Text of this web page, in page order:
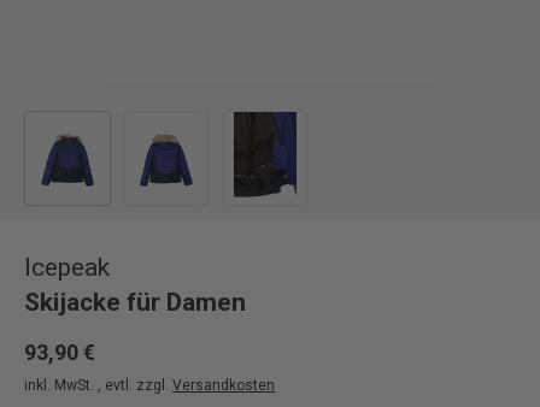
Icepeak
Skijacke für Damen
93,90 €
inkl. MwSt. , evtl. zzgl. Versandkosten